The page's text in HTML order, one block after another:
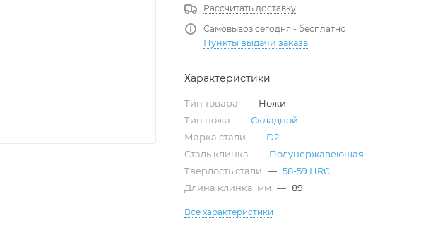
Рассчитать доставку
Самовывоз сегодня - бесплатно
Пункты выдачи заказа
Характеристики
Тип товара — Ножи
Тип ножа — Складной
Марка стали — D2
Сталь клинка — Полунержавеющая
Твердость стали — 58-59 HRC
Длина клинка, мм — 89
Все характеристики